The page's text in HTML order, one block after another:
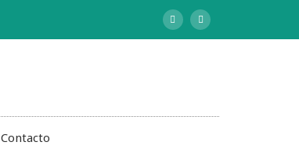
Contacto